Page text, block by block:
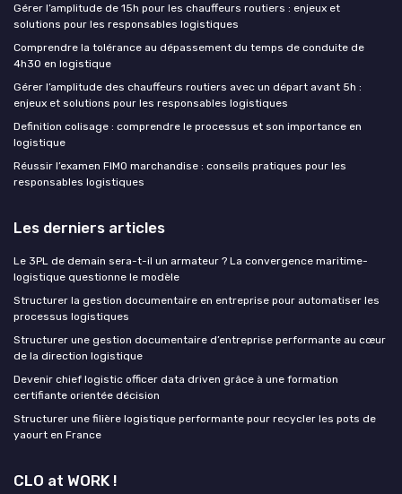
Gérer l’amplitude de 15h pour les chauffeurs routiers : enjeux et
solutions pour les responsables logistiques
Comprendre la tolérance au dépassement du temps de conduite de
4h30 en logistique
Gérer l’amplitude des chauffeurs routiers avec un départ avant 5h :
enjeux et solutions pour les responsables logistiques
Definition colisage : comprendre le processus et son importance en
logistique
Réussir l’examen FIMO marchandise : conseils pratiques pour les
responsables logistiques
Les derniers articles
Le 3PL de demain sera-t-il un armateur ? La convergence maritime-
logistique questionne le modèle
Structurer la gestion documentaire en entreprise pour automatiser les
processus logistiques
Structurer une gestion documentaire d’entreprise performante au cœur
de la direction logistique
Devenir chief logistic officer data driven grâce à une formation
certifiante orientée décision
Structurer une filière logistique performante pour recycler les pots de
yaourt en France
CLO at WORK !